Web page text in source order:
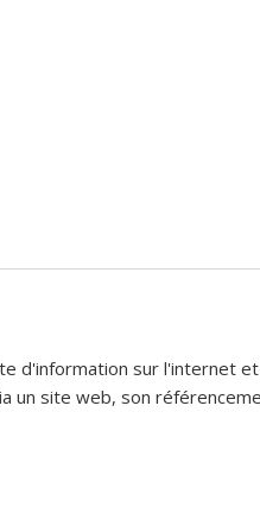
d'information sur l'internet
un site web, son